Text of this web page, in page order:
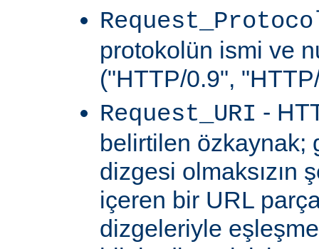
protokolün ismi ve
("HTTP/0.9",
Request_URI -
belirtilen özkaynak;
dizgesi olmaksızın
içeren bir URL
dizgeleriyle